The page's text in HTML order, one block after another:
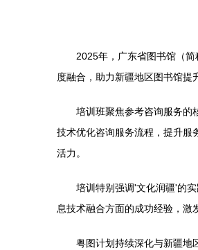
2025年，广东省图书馆（
度融合，助力新疆地区图书馆提
培训班聚焦参考咨询服务的
技术优化咨询服务流程，提升服
活力。
培训特别强调'文化润疆'的
息技术融合方面的成功经验，激
粤图计划持续深化与新疆地